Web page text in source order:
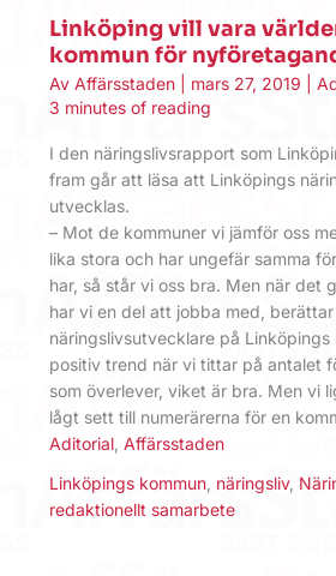
Linköping vill vara
kommun för
Av Affärsstaden mars 27, 2019
3 minutes of reading
I den näringslivsrapport som
fram går att läsa att Linköpings
utvecklas.
– Mot de kommuner vi jämför oss
lika stora och har ungefär samma
har, så står vi oss bra. Men när det
har vi en del att jobba med, berättar
näringslivsutvecklare på Linköpings
positiv trend när vi tittar på antalet
som överlever, viket är bra. Men vi
lågt sett till numerärerna för en
Aditorial Affärsstaden
Linköpings kommun näringsliv,
redaktionellt samarbete